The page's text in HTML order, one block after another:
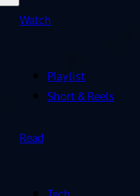
Watch
Playlist
Short & Reels
Read